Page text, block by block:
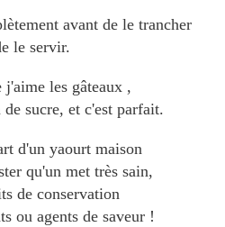
avant de le trancher
le servir.
les gâteaux ,
sucre, et c'est parfait.
d'un yaourt maison
qu'un met très sain,
de conservation
ou agents de saveur !